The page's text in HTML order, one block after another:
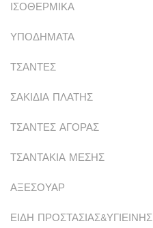
ΙΣΟΘΕΡΜΙΚΑ
ΥΠΟΔΗΜΑΤΑ
ΤΣΑΝΤΕΣ
ΣΑΚΙΔΙΑ ΠΛΑΤΗΣ
ΤΣΑΝΤΕΣ ΑΓΟΡΑΣ
ΤΣΑΝΤΑΚΙΑ ΜΕΣΗΣ
ΑΞΕΣΟΥΑΡ
ΕΙΔΗ ΠΡΟΣΤΑΣΙΑΣ&ΥΓΙΕΙΝΗΣ